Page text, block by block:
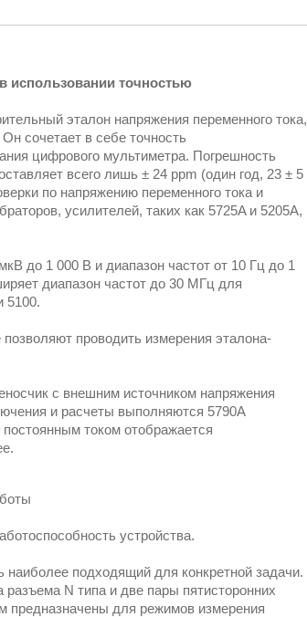
использовании точностью
эталон напряжения переменного тока,
сочетает в себе точность
цифрового мультиметра. Погрешность
всего лишь ± 24 ppm (один год, 23 ± 5
по напряжению переменного тока и
усилителей, таких как 5725A и 5205A,
до 1 000 В и диапазон частот от 10 Гц до 1
диапазон частот до 30 МГц для
5100.
проводить измерения эталона-
с внешним источником напряжения
и расчеты выполняются 5790А
током отображается
устройства.
наиболее подходящий для конкретной задачи.
N типа и две пары пятисторонних
предназначены для режимов измерения